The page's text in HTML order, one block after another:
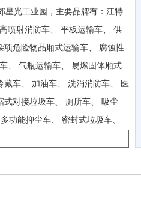
星光工业园，主要品牌有：江特
喷射消防车、 平板运输车、 供
危险物品厢式运输车、 腐蚀性
、 气瓶运输车、 易燃固体厢式
车、 加油车、 洗消消防车、 医
对接垃圾车、 厕所车、 吸尘
功能抑尘车、 密封式垃圾车、
、 干粉泡沫联用消防车、 干粉
车、 搬家作业车、 摆臂式垃圾